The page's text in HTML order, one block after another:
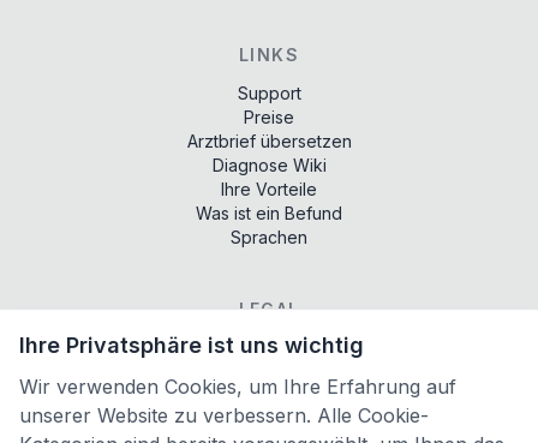
LINKS
Support
Preise
Arztbrief übersetzen
Diagnose Wiki
Ihre Vorteile
Was ist ein Befund
Sprachen
LEGAL
Terms of services
Imprint
Cookie-Einstellungen
Ihre Privatsphäre ist uns wichtig
Wir verwenden Cookies, um Ihre Erfahrung auf
unserer Website zu verbessern. Alle Cookie-